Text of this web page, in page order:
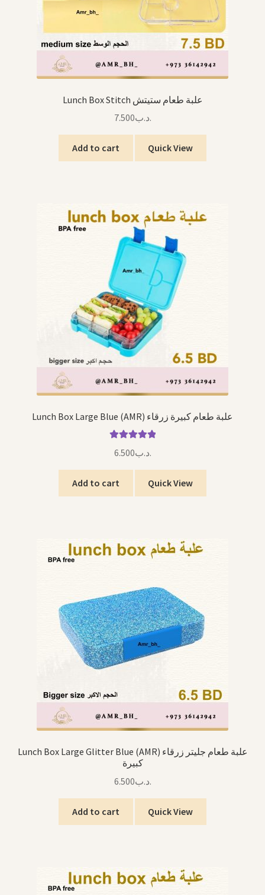
Lunch Box Stitch علبة طعام ستيتش
.د.ب7.500
Add to cart Quick View
Lunch Box Large Blue (AMR) علبة طعام كبيرة زرقاء
out of 5
.د.ب6.500
Add to cart Quick View
Lunch Box Large Glitter Blue (AMR) علبة طعام جليتر زرقاء
كبيرة
.د.ب6.500
Add to cart Quick View